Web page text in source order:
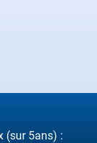
(sur 5ans) :